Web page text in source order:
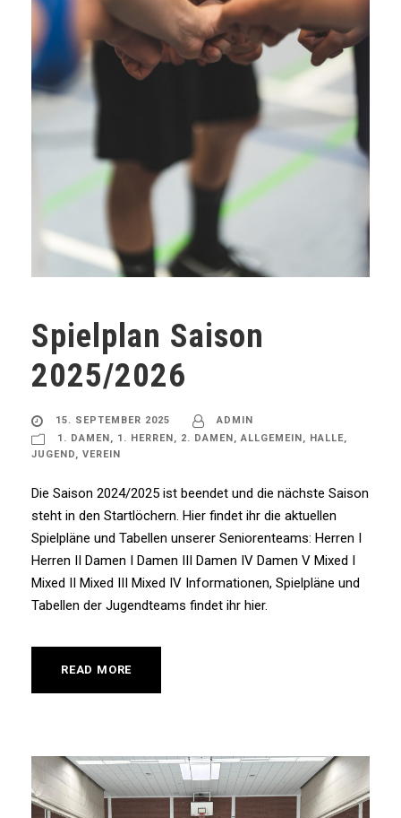
Spielplan Saison
2025/2026
15. SEPTEMBER 2025
ADMIN
1. DAMEN , 1. HERREN , 2. DAMEN , ALLGEMEIN , HALLE,
JUGEND, VEREIN
Die Saison 2024/2025 ist beendet und die nächste Saison
steht in den Startlöchern. Hier findet ihr die aktuellen
Spielpläne und Tabellen unserer Seniorenteams: Herren I
Herren II Damen I Damen III Damen IV Damen V Mixed I
Mixed II Mixed III Mixed IV Informationen, Spielpläne und
Tabellen der Jugendteams findet ihr hier.
READ MORE